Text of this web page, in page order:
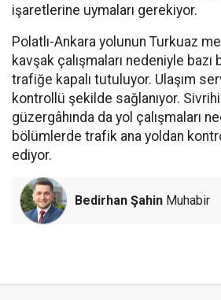
işaretlerine uymaları gerekiyor.
Polatlı-Ankara yolunun Turkuaz
kavşak çalışmaları nedeniyle bazı
trafiğe kapalı tutuluyor. Ulaşım
kontrollü şekilde sağlanıyor.
güzergâhında da yol çalışmaları
bölümlerde trafik ana yoldan
ediyor.
Bedirhan Şahin Muhabir